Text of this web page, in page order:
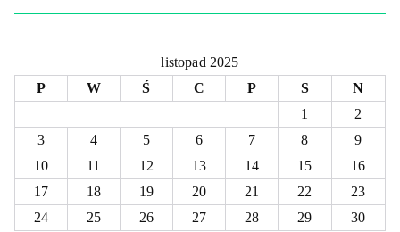
listopad 2025
P
W Ś C P S
N
1
2
3
4 5 6 7 8
9
10
11 12 13 14 15
16
17
18 19 20 21 22
23
24
25 26 27 28 29 30